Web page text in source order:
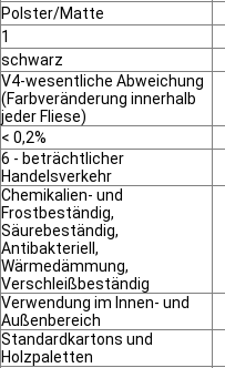
Polster/Matte
1
schwarz
V4-wesentliche Abweichung
(Farbveränderung innerhalb
jeder Fliese)
< 0,2%
6 - beträchtlicher
Handelsverkehr
Chemikalien- und
Frostbeständig,
Säurebeständig,
Antibakteriell,
Wärmedämmung,
Verschleißbeständig
Verwendung im Innen- und
Außenbereich
Standardkartons und
Holzpaletten